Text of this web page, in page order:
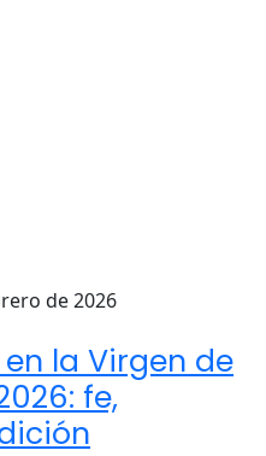
de 2026
la Virgen de
fe,